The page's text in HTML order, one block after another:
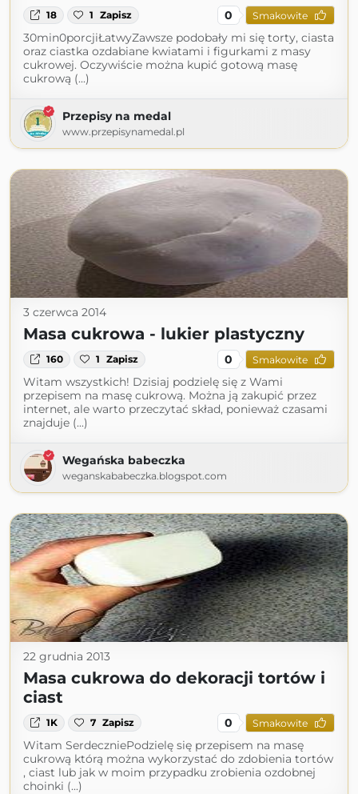
18 1 Zapisz 0 Smakowite
30min0porcjiŁatwyZawsze podobały mi się torty, ciasta
oraz ciastka ozdabiane kwiatami i figurkami z masy
cukrowej. Oczywiście można kupić gotową masę
cukrową (...)
Przepisy na medal
www.przepisynamedal.pl
3 czerwca 2014
Masa cukrowa - lukier plastyczny
160 1 Zapisz 0 Smakowite
Witam wszystkich! Dzisiaj podzielę się z Wami
przepisem na masę cukrową. Można ją zakupić przez
internet, ale warto przeczytać skład, ponieważ czasami
znajduje (...)
Wegańska babeczka
weganskababeczka.blogspot.com
22 grudnia 2013
Masa cukrowa do dekoracji tortów i
ciast
1K 7 Zapisz 0 Smakowite
Witam SerdeczniePodzielę się przepisem na masę
cukrową którą można wykorzystać do zdobienia tortów
, ciast lub jak w moim przypadku zrobienia ozdobnej
choinki (...)